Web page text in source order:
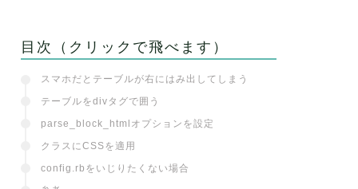
目次（クリックで飛べます）
スマホだとテーブルが右にはみ出してしまう
テーブルをdivタグで囲う
parse_block_htmlオプションを設定
クラスにCSSを適用
config.rbをいじりたくない場合